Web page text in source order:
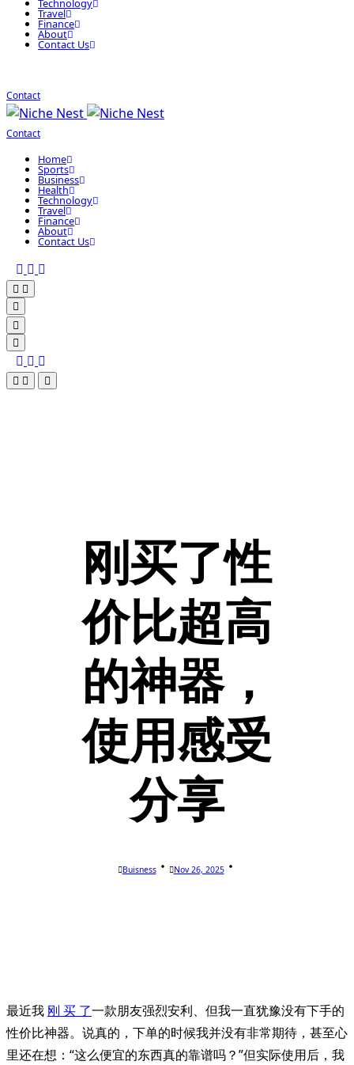
Technology
Travel
Finance
About
Contact Us
Contact
Contact
Home
Sports
Business
Health
Technology
Travel
Finance
About
Contact Us
刚买了性
价比超高
的神器，
使用感受
分享
Buisness Nov 26, 2025
最近我 刚 买 了一款朋友强烈安利、但我一直犹豫没有下手的
性价比神器。说真的，下单的时候我并没有非常期待，甚至心
里还在想：“这么便宜的东西真的靠谱吗？”但实际使用后，我